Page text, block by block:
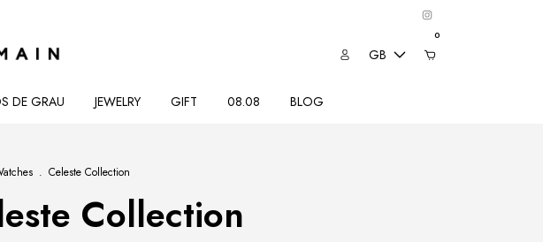
GB
0
DE GRAU JEWELRY GIFT 08.08 BLOG
. Celeste Collection
Collection